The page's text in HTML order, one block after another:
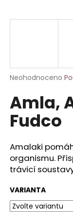
Průměrné
produktu
je
0,0
hvězdiček.
Neohodnoceno
Amla,
Fudco
Amalaki
organismu.
trávicí
VARIANTA
j
?
D
o
o
r